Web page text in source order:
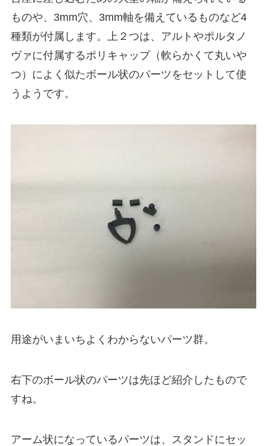
ものや、3mm穴、3mm軸を備えているものなど4
種類が付属します。上２つは、アルトやポルタノ
ヴァに付属するポリキャップ（軟らかくて丸いや
つ）によく似たボール状のパーツをセットして使
うようです。
用途がいまいちよくわからないパーツ群。
右下のボール状のパーツは先ほど紹介したもので
すね。
アーム状になっているパーツは、スタンドにセッ